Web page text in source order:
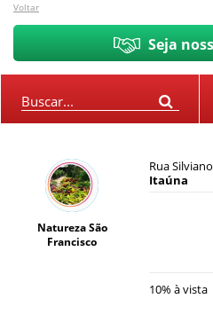
Voltar
Seja
Buscar...
Natureza São
Francisco
Rua
Itaúna
10% à vista